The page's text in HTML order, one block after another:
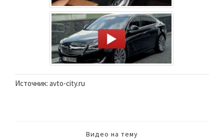
Источник: avto-city.ru
Видео на тему